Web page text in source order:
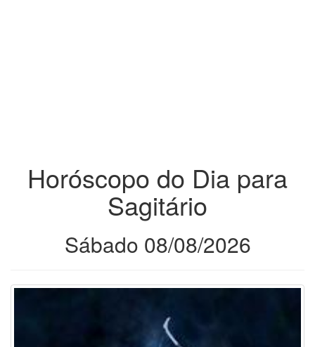
Horóscopo do Dia para
Sagitário
Sábado 08/08/2026